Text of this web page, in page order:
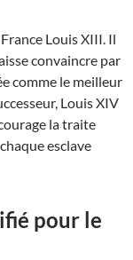
Louis XIII. Il
convaincre par
comme le meilleur
Louis XIV
la traite
esclave
pour le